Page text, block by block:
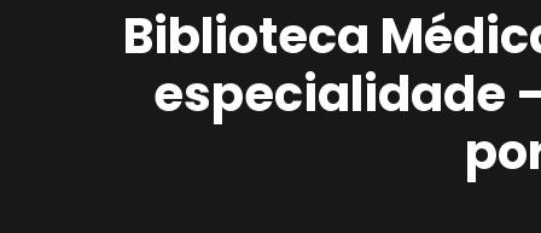
Biblioteca
especialidade